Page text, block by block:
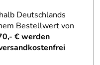
Deutschlands
Bestellwert von
€ werden